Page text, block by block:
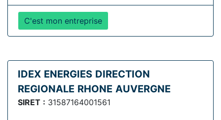
C'est mon entreprise
IDEX ENERGIES DIRECTION
REGIONALE RHONE AUVERGNE
SIRET : 31587164001561